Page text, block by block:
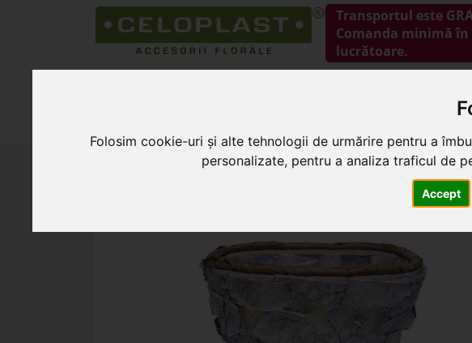
Folosim cookie-uri și alte tehnologii de urmărire pentru a
personalizate, pentru a analiza traficul de
Accept
Transportul este
Comanda minimă în
lucrătoare.
Cosuri pentru flori » Cos oval scoarta pentru